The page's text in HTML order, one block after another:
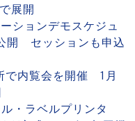
展開
ションデモスケジュ
開 セッションも申込
で内覧会を開催 1月
・ラベルプリンタ